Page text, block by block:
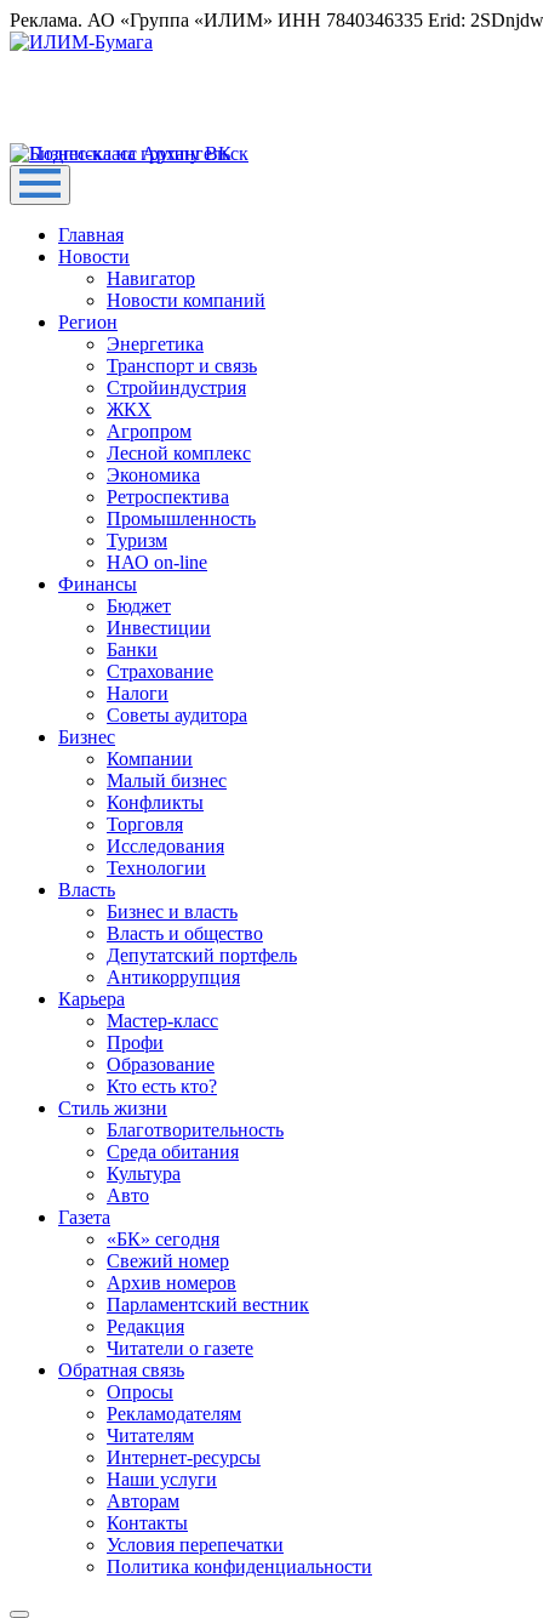
Реклама. АО «Группа «ИЛИМ» ИНН 7840346335 Erid:
Главная
Новости
Навигатор
Новости компаний
Регион
Энергетика
Транспорт и связь
Стройиндустрия
ЖКХ
Агропром
Лесной комплекс
Экономика
Ретроспектива
Промышленность
Туризм
НАО on-line
Финансы
Бюджет
Инвестиции
Банки
Страхование
Налоги
Советы аудитора
Бизнес
Компании
Малый бизнес
Конфликты
Торговля
Исследования
Технологии
Власть
Бизнес и власть
Власть и общество
Депутатский портфель
Антикоррупция
Карьера
Мастер-класс
Профи
Образование
Кто есть кто?
Стиль жизни
Благотворительность
Среда обитания
Культура
Авто
Газета
«БК» сегодня
Свежий номер
Архив номеров
Парламентский вестник
Редакция
Читатели о газете
Обратная связь
Опросы
Рекламодателям
Читателям
Интернет-ресурсы
Наши услуги
Авторам
Контакты
Условия перепечатки
Политика конфиденциальности